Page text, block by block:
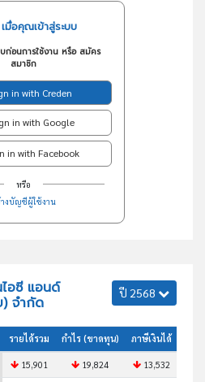
มื่อคุณเข้าสู่ระบบ
ก่อนการใช้งาน หรือ สมัคร
สมาชิก
in with Creden
in with Google
in with Facebook
หรือ
งบัญชีผู้ใช้งาน
อซี แอนด์
) จำกัด
ปี 2568
รายได้รวม กำไร (ขาดทุน) ภาษีเงินได้
15,901 19,824 13,532